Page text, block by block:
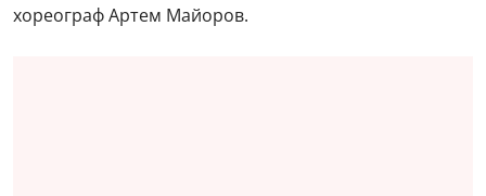
хореограф Артем Майоров.